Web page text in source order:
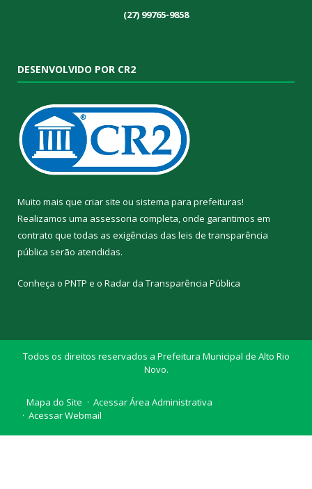
(27) 99765-9858
DESENVOLVIDO POR CR2
Muito mais que criar site ou sistema para prefeituras!
Realizamos uma assessoria completa, onde garantimos em
contrato que todas as exigências das leis de transparência
pública serão atendidas.
Conheça o PNTP e o Radar da Transparência Pública
Todos os direitos reservados a Prefeitura Municipal de Alto Rio
Novo.
Mapa do Site
Acessar Área Administrativa
Acessar Webmail